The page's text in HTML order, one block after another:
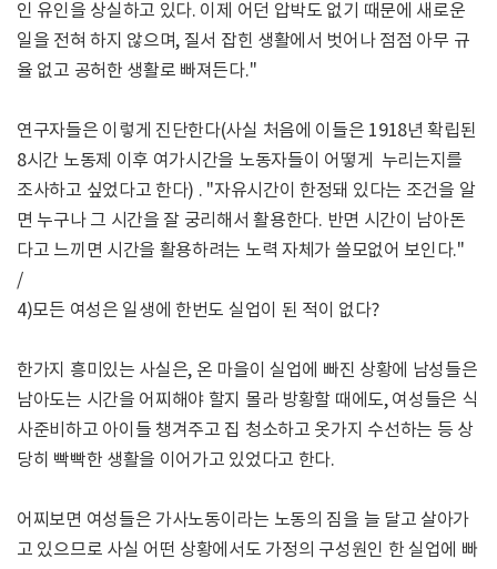
인 유인을 상실하고 있다. 이제 어던 압박도 없기 때문에 새로운
일을 전혀 하지 않으며, 질서 잡힌 생활에서 벗어나 점점 아무 규
율 없고 공허한 생활로 빠져든다."
연구자들은 이렇게 진단한다(사실 처음에 이들은 1918년 확립된
8시간 노동제 이후 여가시간을 노동자들이 어떻게 누리는지를
조사하고 싶었다고 한다) . "자유시간이 한정돼 있다는 조건을 알
면 누구나 그 시간을 잘 궁리해서 활용한다. 반면 시간이 남아돈
다고 느끼면 시간을 활용하려는 노력 자체가 쓸모없어 보인다."
/
4)모든 여성은 일생에 한번도 실업이 된 적이 없다?
한가지 흥미있는 사실은, 온 마을이 실업에 빠진 상황에 남성들은
남아도는 시간을 어찌해야 할지 몰라 방황할 때에도, 여성들은 식
사준비하고 아이들 챙겨주고 집 청소하고 옷가지 수선하는 등 상
당히 빡빡한 생활을 이어가고 있었다고 한다.
어찌보면 여성들은 가사노동이라는 노동의 짐을 늘 달고 살아가
고 있으므로 사실 어떤 상황에서도 가정의 구성원인 한 실업에 빠